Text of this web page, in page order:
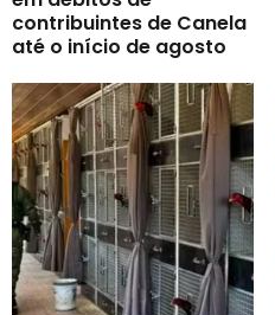
contribuintes de Canela
até o início de agosto